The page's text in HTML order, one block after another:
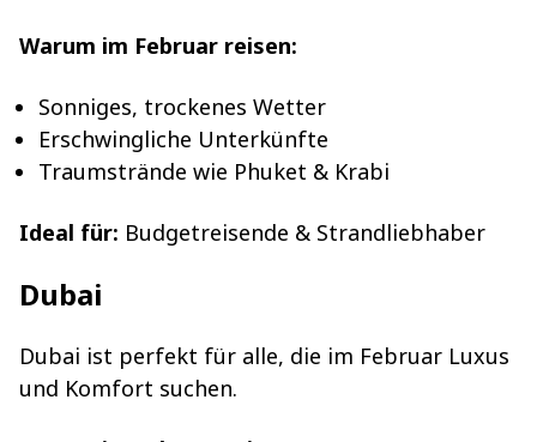
Warum im Februar reisen:
Sonniges, trockenes Wetter
Erschwingliche Unterkünfte
Traumstrände wie Phuket & Krabi
Ideal für: Budgetreisende & Strandliebhaber
Dubai
Dubai ist perfekt für alle, die im Februar Luxus
und Komfort suchen.